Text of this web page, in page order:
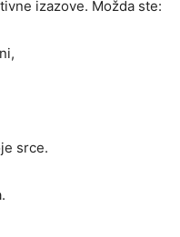
izazove. Možda ste:
srce.